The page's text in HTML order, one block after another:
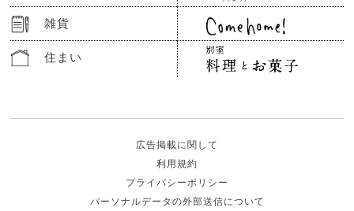
雑貨
住まい
広告掲載に関して
利用規約
プライバシーポリシー
パーソナルデータの外部送信について